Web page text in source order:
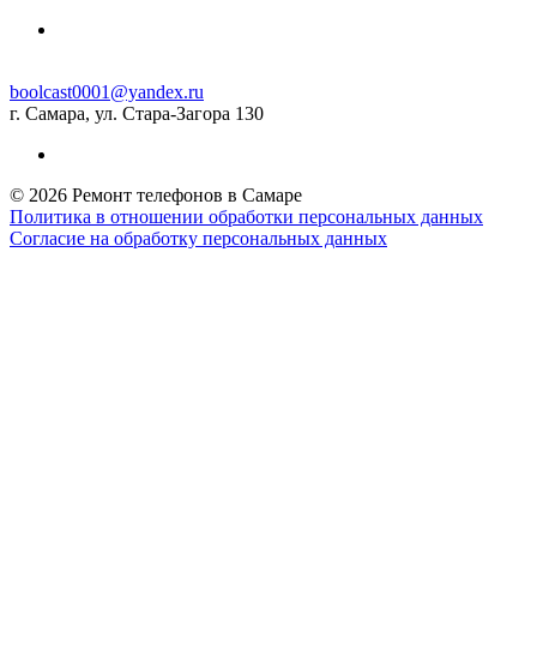
boolcast0001@yandex.ru
г. Самара, ул. Стара-Загора 130
© 2026 Ремонт телефонов в Самаре
Политика в отношении обработки персональных данных
Согласие на обработку персональных данных